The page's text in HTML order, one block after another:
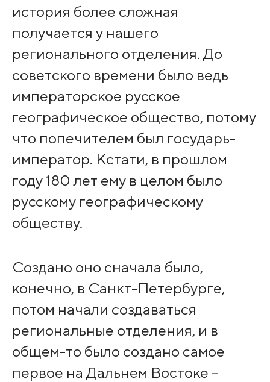
история более сложная
получается у нашего
регионального отделения. До
советского времени было ведь
императорское русское
географическое общество, потому
что попечителем был государь-
император. Кстати, в прошлом
году 180 лет ему в целом было
русскому географическому
обществу.
Создано оно сначала было,
конечно, в Санкт-Петербурге,
потом начали создаваться
региональные отделения, и в
общем-то было создано самое
первое на Дальнем Востоке –